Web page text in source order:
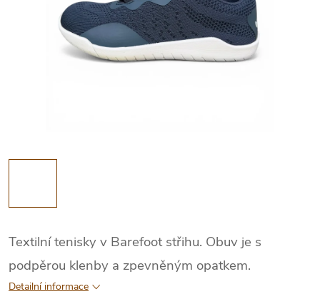
Textilní tenisky v Barefoot střihu. Obuv je s
podpěrou klenby a zpevněným opatkem.
Detailní informace